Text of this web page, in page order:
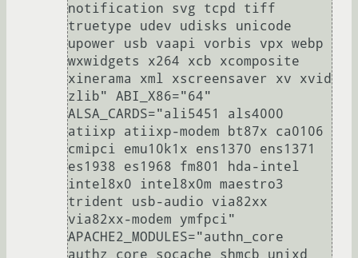
notification svg tcpd tiff
truetype udev udisks unicode
upower usb vaapi vorbis vpx webp
wxwidgets x264 xcb xcomposite
xinerama xml xscreensaver xv xvid
zlib" ABI_X86="64"
ALSA_CARDS="ali5451 als4000
atiixp atiixp-modem bt87x ca0106
cmipci emu10k1x ens1370 ens1371
es1938 es1968 fm801 hda-intel
intel8x0 intel8x0m maestro3
trident usb-audio via82xx
via82xx-modem ymfpci"
APACHE2_MODULES="authn_core
authz_core socache_shmcb unixd